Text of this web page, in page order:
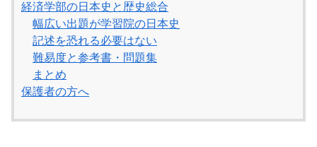
経済学部の日本史と歴史総合
幅広い出題が学習院の日本史
記述を恐れる必要はない
難易度と参考書・問題集
まとめ
保護者の方へ